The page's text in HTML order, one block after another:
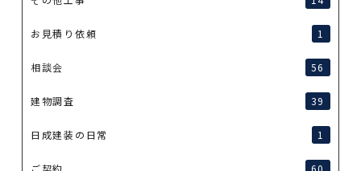
お見積り依頼 1
相談会 56
建物調査 39
日成建装の日常 1
ご契約 60